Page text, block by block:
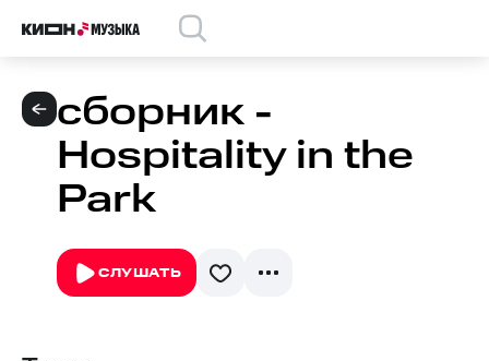
сборник -
Hospitality in the
Park
СЛУШАТЬ